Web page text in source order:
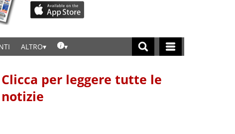
ALTRO
Clicca per leggere tutte le
notizie